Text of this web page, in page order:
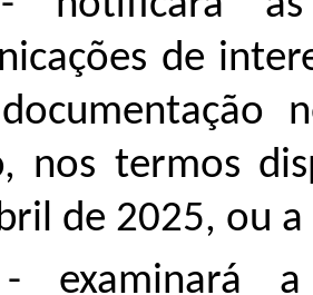
de
nos termos
de 2025, ou
examinará a